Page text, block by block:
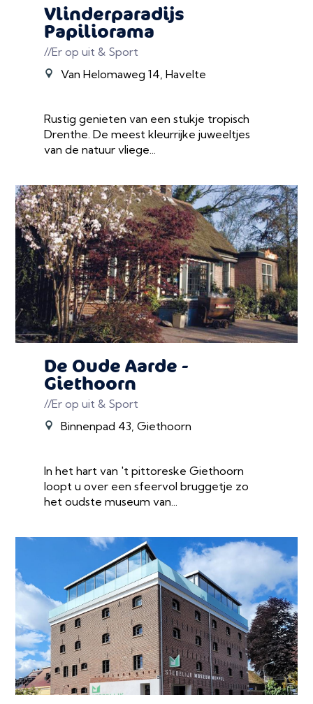
Vlinderparadijs
Papiliorama
//Er op uit & Sport
Van Helomaweg 14, Havelte
Rustig genieten van een stukje tropisch
Drenthe. De meest kleurrijke juweeltjes
van de natuur vliege...
De Oude Aarde -
Giethoorn
//Er op uit & Sport
Binnenpad 43, Giethoorn
In het hart van 't pittoreske Giethoorn
loopt u over een sfeervol bruggetje zo
het oudste museum van...